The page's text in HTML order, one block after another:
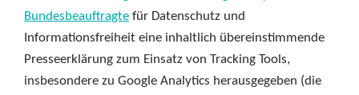
Bundesbeauftragte für Datenschutz und
Informationsfreiheit eine inhaltlich übereinstimmende
Presseerklärung zum Einsatz von Tracking Tools,
insbesondere zu Google Analytics herausgegeben (die